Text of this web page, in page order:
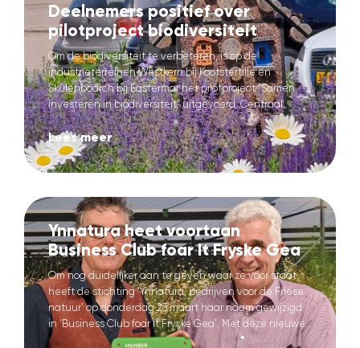
Deelnemers positief over
pilotproject biodiversiteit
Om de biodiversiteit te verbeteren, is op de
industrieterreinen Westkern bij Kootstertille en
Skûlenboarch bij Eastermar het pilotproject “Samen
investeren in biodiversiteit” uitgevoerd. Centraal...
Lees meer
Ynnatura heet voortaan
Business Club foar It Fryske Gea
Om nog duidelijker aan te geven waar ze voor staat,
heeft de stichting ‘Ynnatura, bedrijven voor de Friese
natuur’ op donderdag 23 maart haar naam gewijzigd
in ‘Business Club foar It Fryske Gea’. Met deze nieuwe...